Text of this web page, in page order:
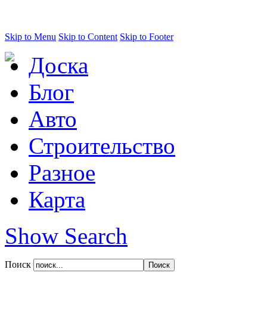
Skip to Menu Skip to Content Skip to Footer
Доска
Блог
Авто
Строительство
Разное
Карта
Show Search
Поиск